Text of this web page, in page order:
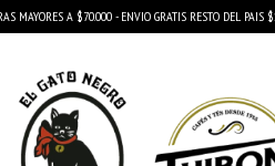
MAYORES A $70.000 - ENVIO GRATIS RESTO DEL PAIS